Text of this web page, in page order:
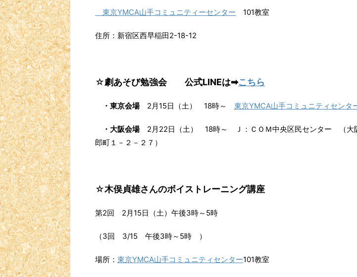
東京YMCA山手コミュニティーセンター 101教室
住所：新宿区西早稲田2-18-12
☆劇あそび勉強会 公式LINEは➡こちら
・ 東京会場2月15日（土） 18時～ 東京YMCA山手コミュニティセンタ
・ 大阪会場2月22日（土） 18時～ Ｊ：ＣＯＭ中央区民センター （大
郎町１－２－２７）
☆木俣貞雄さんのボイストレーニング講座
第2回 2月15日（土）午後3時～5時
（3回 3/15 午後3時～5時 ）
場所： 東京YMCA山手コミュニティセンター101教室